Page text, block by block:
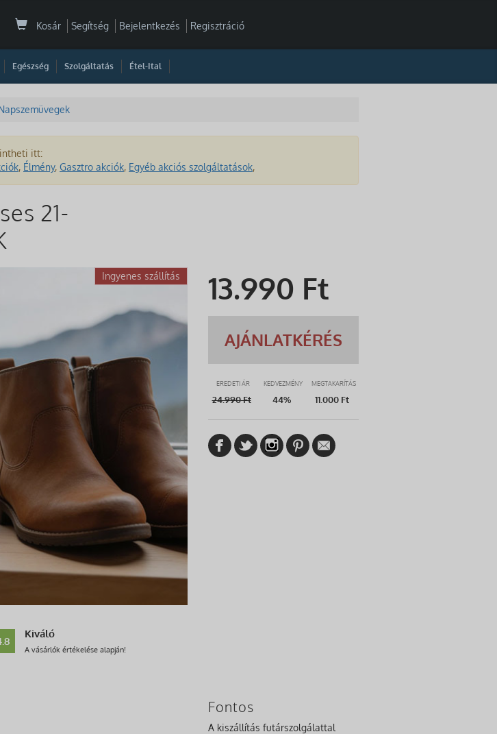
Kosár Segítség Bejelentkezés Regisztráció
Egészség Szolgáltatás Étel-Ital
itt:
, Élmény, Gasztro akciók, Egyéb akciós szolgáltatások,
21-
Ingyenes szállítás
Kiváló
A vásárlók értékelése alapján!
13.990 Ft
AJÁNLATKÉRÉS
EREDETI ÁR KEDVEZMÉNY MEGTAKARÍTÁS
24.990Ft 44% 11.000 Ft
Fontos
A kiszállítás futárszolgálattal